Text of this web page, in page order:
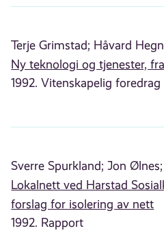
Terje Grimstad; Håvard
Ny teknologi og tjenester,
1992. Vitenskapelig foredrag
Sverre Spurkland; Jon Ølnes;
Lokalnett ved Harstad
forslag for isolering av nett
1992. Rapport